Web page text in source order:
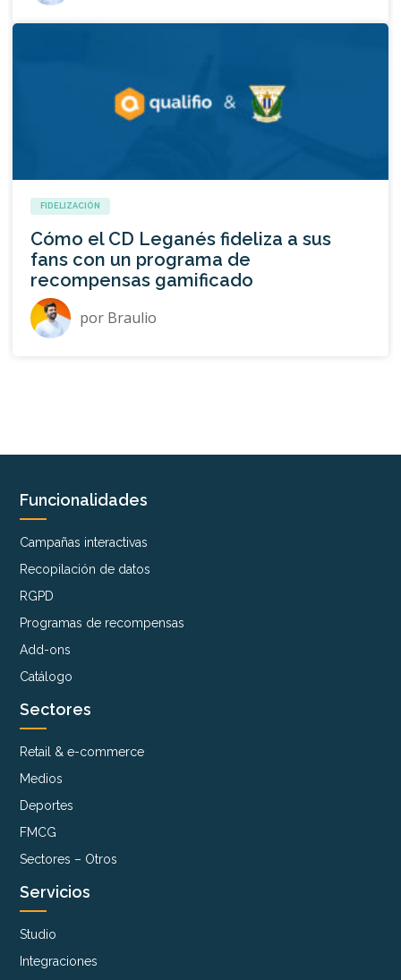
FIDELIZACIÓN
Cómo el CD Leganés fideliza a sus
fans con un programa de
recompensas gamificado
por Braulio
Funcionalidades
Campañas interactivas
Recopilación de datos
RGPD
Programas de recompensas
Add-ons
Catálogo
Sectores
Retail & e-commerce
Medios
Deportes
FMCG
Sectores – Otros
Servicios
Studio
Integraciones